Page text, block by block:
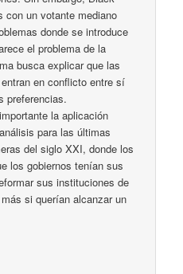
con un votante mediano
donde se introduce
el problema de la
busca explicar que las
en conflicto entre sí
preferencias.
la aplicación
para las últimas
del siglo XXI, donde los
los gobiernos tenían sus
sus instituciones de
si querían alcanzar un